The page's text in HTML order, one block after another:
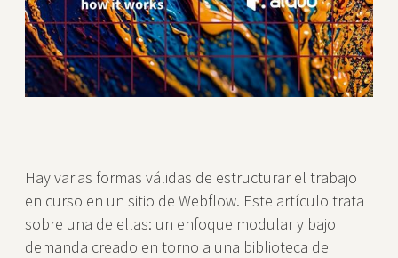
Hay varias formas válidas de estructurar el trabajo
en curso en un sitio de Webflow. Este artículo trata
sobre una de ellas: un enfoque modular y bajo
demanda creado en torno a una biblioteca de